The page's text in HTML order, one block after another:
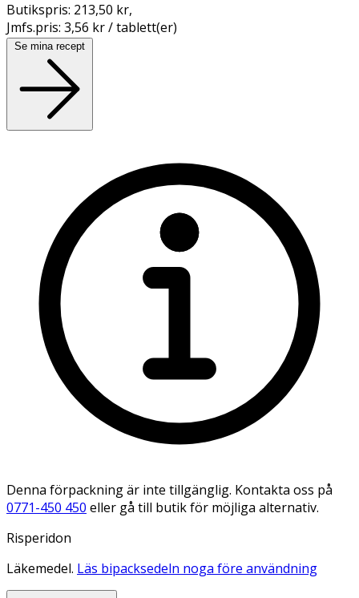
Butikspris: 213,50 kr,
Jmfs.pris: 3,56 kr / tablett(er)
Se mina recept
Denna förpackning är inte tillgänglig. Kontakta oss på
0771-450 450 eller gå till butik för möjliga alternativ.
Risperidon
Läkemedel. Läs bipacksedeln noga före användning